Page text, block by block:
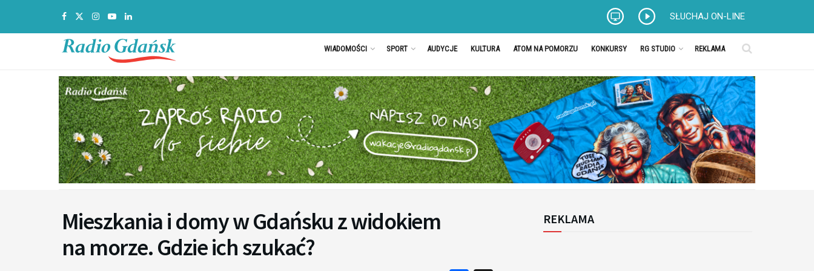
SŁUCHAJ ON-LINE
WIADOMOŚCI SPORT AUDYCJE KULTURA ATOM NA POMORZU KONKURSY RG STUDIO REKLAMA
Mieszkania i domy w Gdańsku z widokiem
na morze. Gdzie ich szukać?
REKLAMA